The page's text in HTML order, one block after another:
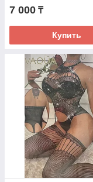
7 000 ₸
Купить